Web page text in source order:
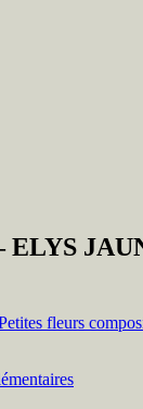
ELYS
fleurs